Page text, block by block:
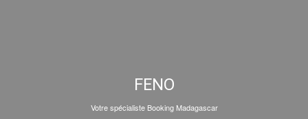
FENO
Votre spécialiste Booking Madagascar